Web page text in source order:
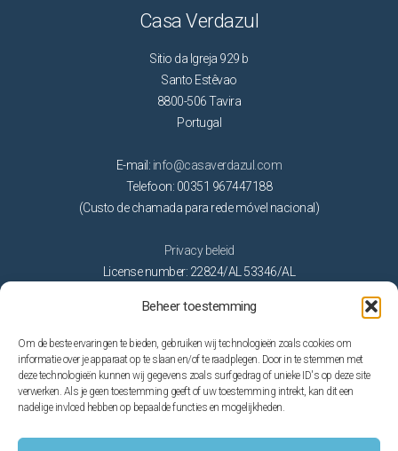
Beheer toestemming
Om de beste ervaringen te bieden, gebruiken wij technologieën zoals cookies om
informatie over je apparaat op te slaan en/of te raadplegen. Door in te stemmen met
deze technologieën kunnen wij gegevens zoals surfgedrag of unieke ID's op deze site
verwerken. Als je geen toestemming geeft of uw toestemming intrekt, kan dit een
nadelige invloed hebben op bepaalde functies en mogelijkheden.
Casa Verdazul
Sitio da Igreja 929 b
Santo Estêvao
8800-506 Tavira
Portugal
E-mail: info@casaverdazul.com
Telefoon: 00351 967447188
(Custo de chamada para rede móvel nacional)
Privacy beleid
License number: 22824/AL 53346/AL
Golf
Natuur
Op het water